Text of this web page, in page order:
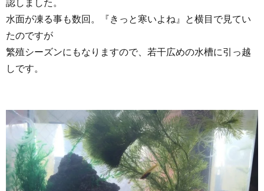
認しました。
水面が凍る事も数回。『きっと寒いよね』と横目で見てい
たのですが
繁殖シーズンにもなりますので、若干広めの水槽に引っ越
しです。